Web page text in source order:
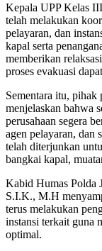
Kepala UPP Kelas
telah melakukan
pelayaran, dan
kapal serta
memberikan
proses evakuasi
Sementara itu,
menjelaskan bahwa
perusahaan segera
agen pelayaran, dan
telah diterjunkan
bangkai kapal,
Kabid Humas Polda
S.I.K., M.H
terus melakukan
instansi terkait guna
optimal.